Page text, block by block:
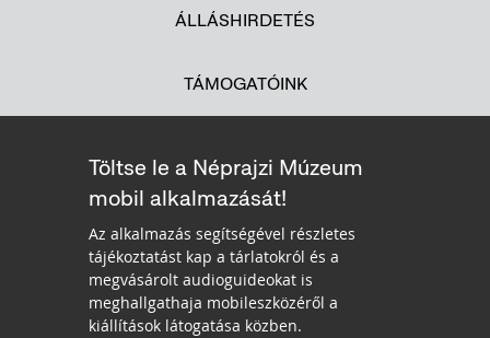
ÁLLÁSHIRDETÉS
TÁMOGATÓINK
Töltse le a Néprajzi Múzeum
mobil alkalmazását!
Az alkalmazás segítségével részletes
tájékoztatást kap a tárlatokról és a
megvásárolt audioguideokat is
meghallgathaja mobileszközéről a
kiállítások látogatása közben.